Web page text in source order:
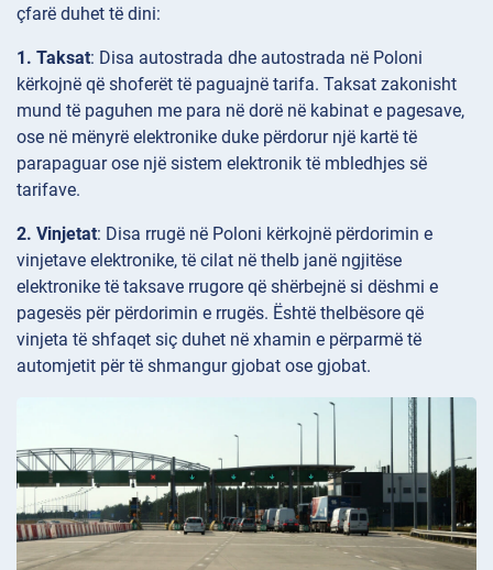
çfarë duhet të dini:
1. Taksat: Disa autostrada dhe autostrada në Poloni
kërkojnë që shoferët të paguajnë tarifa. Taksat zakonisht
mund të paguhen me para në dorë në kabinat e pagesave,
ose në mënyrë elektronike duke përdorur një kartë të
parapaguar ose një sistem elektronik të mbledhjes së
tarifave.
2. Vinjetat: Disa rrugë në Poloni kërkojnë përdorimin e
vinjetave elektronike, të cilat në thelb janë ngjitëse
elektronike të taksave rrugore që shërbejnë si dëshmi e
pagesës për përdorimin e rrugës. Është thelbësore që
vinjeta të shfaqet siç duhet në xhamin e përparmë të
automjetit për të shmangur gjobat ose gjobat.